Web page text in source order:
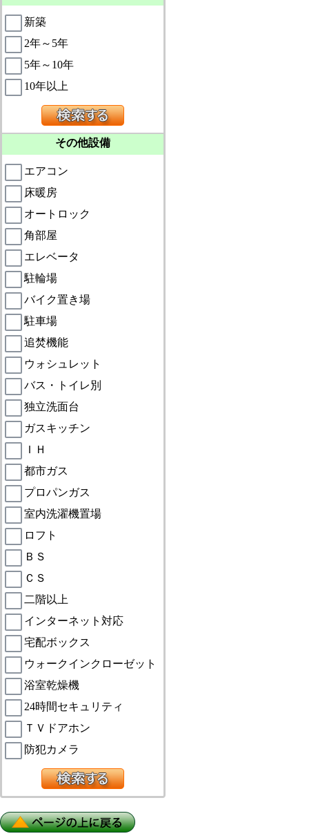
新築
2年～5年
5年～10年
10年以上
その他設備
エアコン
床暖房
オートロック
角部屋
エレベータ
駐輪場
バイク置き場
駐車場
追焚機能
ウォシュレット
バス・トイレ別
独立洗面台
ガスキッチン
ＩＨ
都市ガス
プロパンガス
室内洗濯機置場
ロフト
ＢＳ
ＣＳ
二階以上
インターネット対応
宅配ボックス
ウォークインクローゼット
浴室乾燥機
24時間セキュリティ
ＴＶドアホン
防犯カメラ